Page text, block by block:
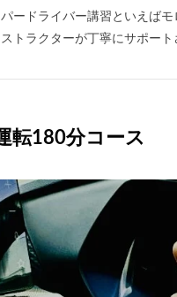
ードライバー講習といえばモ
トラクターが丁寧にサポー
転180分コース